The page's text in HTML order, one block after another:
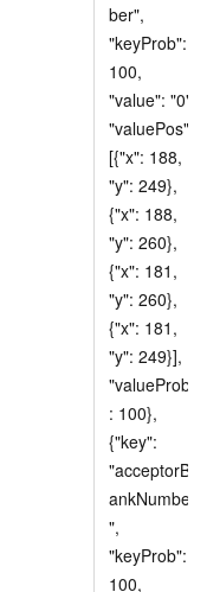
ber",
"keyProb":
100,
"value": "0",
"valuePos":
[{"x": 188,
"y": 249},
{"x": 188,
"y": 260},
{"x": 181,
"y": 260},
{"x": 181,
"y": 249}],
"valueProb"
: 100},
{"key":
"acceptorB
ankNumber
",
"keyProb":
100,